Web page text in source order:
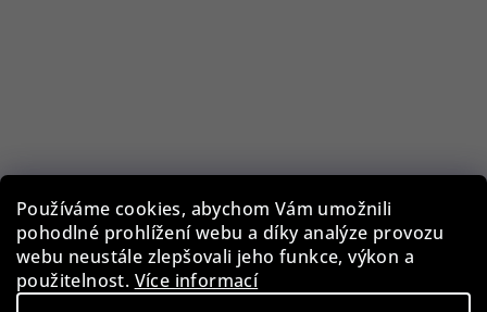
Používáme cookies, abychom Vám umožnili
pohodlné prohlížení webu a díky analýze provozu
webu neustále zlepšovali jeho funkce, výkon a
použitelnost. Více informací